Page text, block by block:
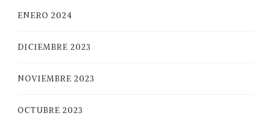
ENERO 2024
DICIEMBRE 2023
NOVIEMBRE 2023
OCTUBRE 2023